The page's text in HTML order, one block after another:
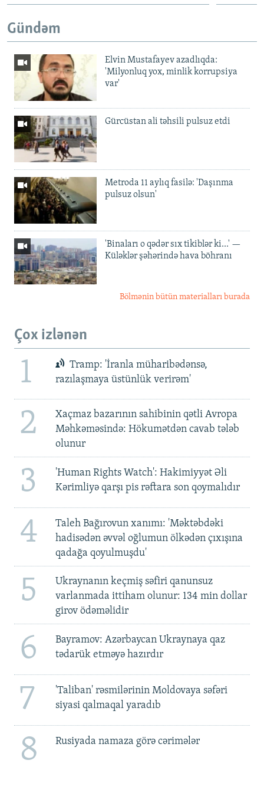
Gündəm
Elvin Mustafayev azadlıqda:
'Milyonluq yox, minlik korrupsiya
var'
Gürcüstan ali təhsili pulsuz etdi
Metroda 11 aylıq fasilə: 'Daşınma
pulsuz olsun'
'Binaları o qədər sıx tikiblər ki...' —
Küləklər şəhərində hava böhranı
Bölmənin bütün materialları burada
Çox izlənən
1
Tramp: 'İranla müharibədənsə,
razılaşmaya üstünlük verirəm'
2
Xaçmaz bazarının sahibinin qətli Avropa
Məhkəməsində: Hökumətdən cavab tələb
olunur
3
'Human Rights Watch': Hakimiyyət Əli
Kərimliyə qarşı pis rəftara son qoymalıdır
4
Taleh Bağırovun xanımı: 'Məktəbdəki
hadisədən əvvəl oğlumun ölkədən çıxışına
qadağa qoyulmuşdu'
5
Ukraynanın keçmiş səfiri qanunsuz
varlanmada ittiham olunur: 134 min dollar
girov ödəməlidir
6
Bayramov: Azərbaycan Ukraynaya qaz
tədarük etməyə hazırdır
7
'Taliban' rəsmilərinin Moldovaya səfəri
siyasi qalmaqal yaradıb
8 Rusiyada namaza görə cərimələr